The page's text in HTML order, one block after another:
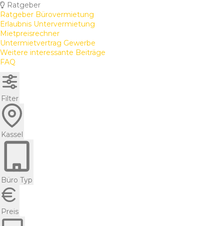
Ratgeber
Ratgeber Bürovermietung
Erlaubnis Untervermietung
Mietpreisrechner
Untermietvertrag Gewerbe
Weitere interessante Beiträge
FAQ
Filter
Kassel
Büro Typ
Preis